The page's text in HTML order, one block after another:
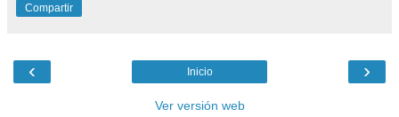
Compartir
‹ ›
Inicio
Ver versión web